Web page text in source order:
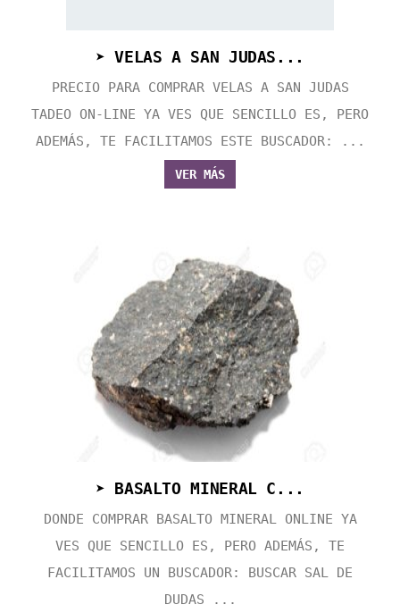
➤ VELAS A SAN JUDAS...
PRECIO PARA COMPRAR VELAS A SAN JUDAS
TADEO ON-LINE YA VES QUE SENCILLO ES, PERO
ADEMÁS, TE FACILITAMOS ESTE BUSCADOR: ...
VER MÁS
➤ BASALTO MINERAL C...
DONDE COMPRAR BASALTO MINERAL ONLINE YA
VES QUE SENCILLO ES, PERO ADEMÁS, TE
FACILITAMOS UN BUSCADOR: BUSCAR SAL DE
DUDAS ...